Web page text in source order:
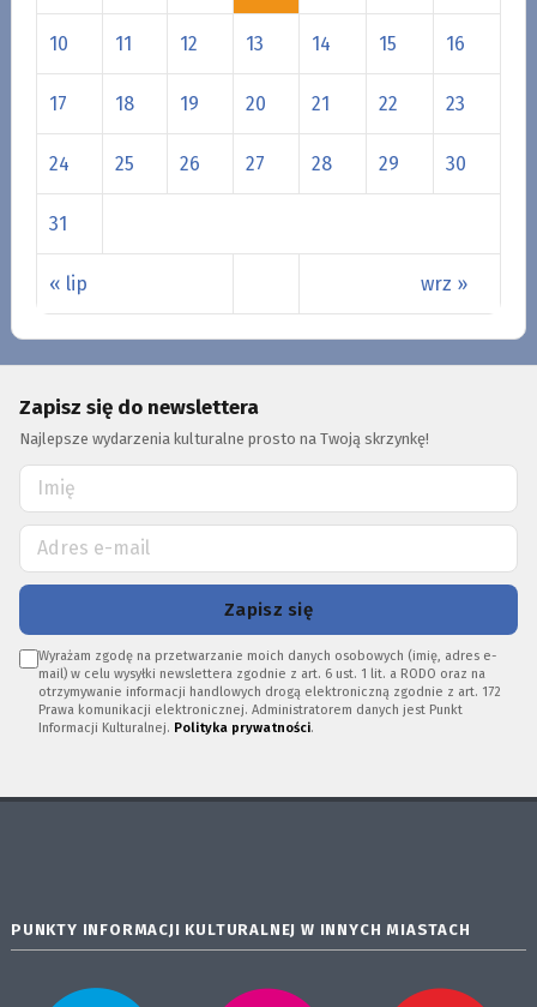
« lip wrz »
10 11 12 13 14 15 16
17 18 19 20 21 22 23
24 25 26 27 28 29 30
31
Zapisz się do newslettera
Najlepsze wydarzenia kulturalne prosto na Twoją skrzynkę!
Zapisz się
Wyrażam zgodę na przetwarzanie moich danych osobowych (imię, adres e-
mail) w celu wysyłki newslettera zgodnie z art. 6 ust. 1 lit. a RODO oraz na
otrzymywanie informacji handlowych drogą elektroniczną zgodnie z art. 172
Prawa komunikacji elektronicznej. Administratorem danych jest Punkt
Informacji Kulturalnej. Polityka prywatności.
PUNKTY INFORMACJI KULTURALNEJ W INNYCH MIASTACH